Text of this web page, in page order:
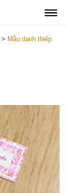
> Mẫu danh thiếp